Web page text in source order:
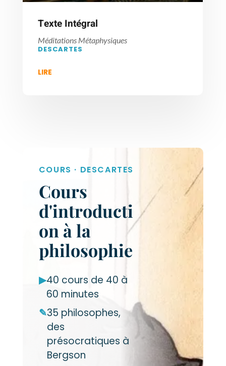
Texte Intégral
Méditations Métaphysiques
DESCARTES
LIRE
COURS · DESCARTES
Cours
d'introducti
on à la
philosophie
▶40 cours de 40 à
60 minutes
✎35 philosophes,
des
présocratiques à
Bergson